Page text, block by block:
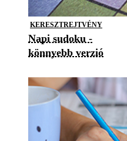
KERESZTREJTVÉNY
Napi sudoku -
könnyebb verzió